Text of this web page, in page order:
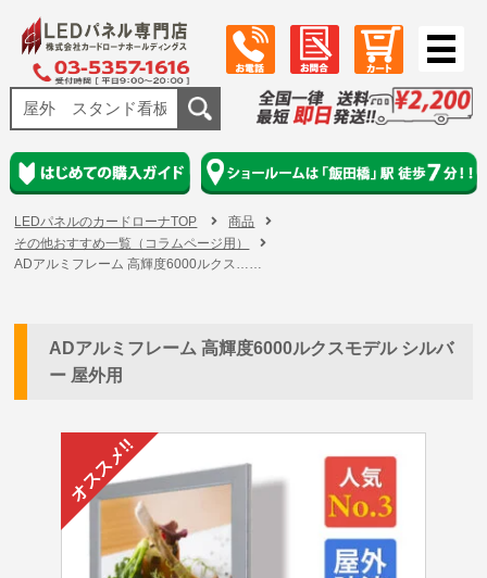
LEDパネルのカードローナTOP
商品
その他おすすめ一覧（コラムページ用）
ADアルミフレーム 高輝度6000ルクス……
ADアルミフレーム 高輝度6000ルクスモデル シルバ
ー 屋外用